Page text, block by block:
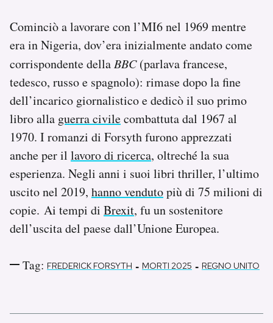
Cominciò a lavorare con l’MI6 nel 1969 mentre
era in Nigeria, dov’era inizialmente andato come
corrispondente della BBC(parlava francese,
tedesco, russo e spagnolo): rimase dopo la fine
dell’incarico giornalistico e dedicò il suo primo
libro alla guerra civilecombattuta dal 1967 al
1970. I romanzi di Forsyth furono apprezzati
anche per il lavoro di ricerca, oltreché la sua
esperienza. Negli anni i suoi libri thriller, l’ultimo
uscito nel 2019, hanno vendutopiù di 75 milioni di
copie. Ai tempi di Brexit, fu un sostenitore
dell’uscita del paese dall’Unione Europea.
Tag: FREDERICK FORSYTH - MORTI 2025 - REGNO UNITO